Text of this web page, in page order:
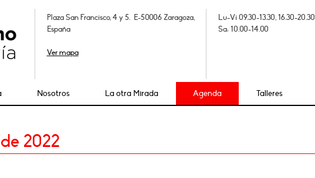
Plaza San Francisco, 4 y 5. E-50006 Zaragoza,
España
Ver mapa
Lu-Vi 09.30-13.30, 16.30-20.30
Sa: 10.00-14.00
Nosotros La otra Mirada Agenda Talleres
2022